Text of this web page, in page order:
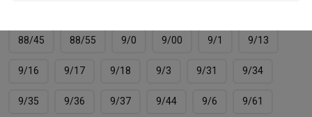
88/45 88/55 9/0 9/00 9/1 9/13
9/16 9/17 9/18 9/3 9/31 9/34
9/35 9/36 9/37 9/44 9/6 9/61